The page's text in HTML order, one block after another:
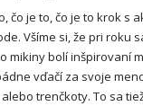
čo je to, čo je to krok
Všíme si, že pri
mikiny bolí inšpirovaní
vďačí za svoje
trenčkoty. To sa